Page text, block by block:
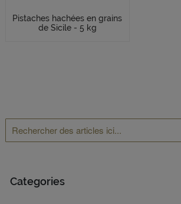
Pistaches hachées en grains
de Sicile - 5 kg
Rechercher
Categories